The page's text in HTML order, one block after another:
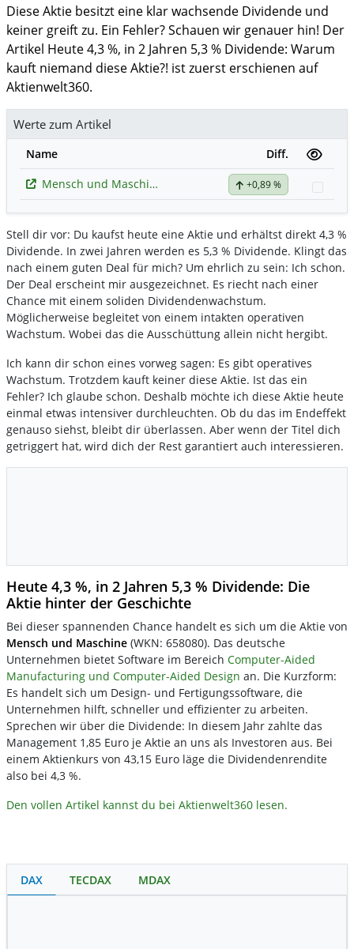
Diese Aktie besitzt eine klar wachsende Dividende und
keiner greift zu. Ein Fehler? Schauen wir genauer hin! Der
Artikel Heute 4,3 %, in 2 Jahren 5,3 % Dividende: Warum
kauft niemand diese Aktie?! ist zuerst erschienen auf
Aktienwelt360.
Werte zum Artikel
Name
Diff.
Mensch und Maschine Software
+0,89 %
Stell dir vor: Du kaufst heute eine Aktie und erhältst direkt 4,3 %
Dividende. In zwei Jahren werden es 5,3 % Dividende. Klingt das
nach einem guten Deal für mich? Um ehrlich zu sein: Ich schon.
Der Deal erscheint mir ausgezeichnet. Es riecht nach einer
Chance mit einem soliden Dividendenwachstum.
Möglicherweise begleitet von einem intakten operativen
Wachstum. Wobei das die Ausschüttung allein nicht hergibt.
Ich kann dir schon eines vorweg sagen: Es gibt operatives
Wachstum. Trotzdem kauft keiner diese Aktie. Ist das ein
Fehler? Ich glaube schon. Deshalb möchte ich diese Aktie heute
einmal etwas intensiver durchleuchten. Ob du das im Endeffekt
genauso siehst, bleibt dir überlassen. Aber wenn der Titel dich
getriggert hat, wird dich der Rest garantiert auch interessieren.
Heute 4,3 %, in 2 Jahren 5,3 % Dividende: Die
Aktie hinter der Geschichte
Bei dieser spannenden Chance handelt es sich um die Aktie von
Mensch und Maschine (WKN: 658080). Das deutsche
Unternehmen bietet Software im Bereich Computer-Aided
Manufacturing und Computer-Aided Design an. Die Kurzform:
Es handelt sich um Design- und Fertigungssoftware, die
Unternehmen hilft, schneller und effizienter zu arbeiten.
Sprechen wir über die Dividende: In diesem Jahr zahlte das
Management 1,85 Euro je Aktie an uns als Investoren aus. Bei
einem Aktienkurs von 43,15 Euro läge die Dividendenrendite
also bei 4,3 %.
Den vollen Artikel kannst du bei Aktienwelt360 lesen.
DAX TECDAX MDAX